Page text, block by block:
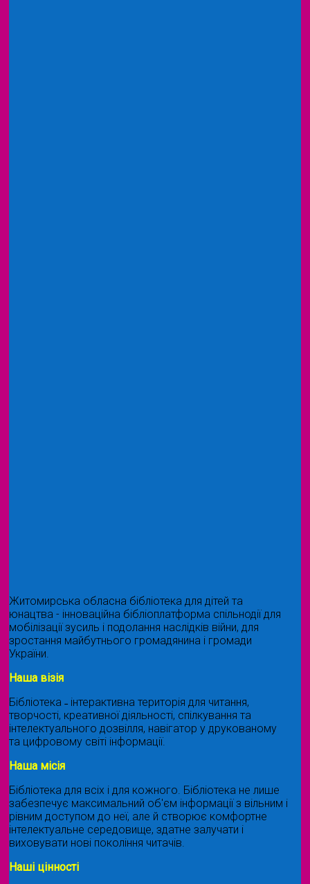
Житомирська обласна бібліотека для дітей та
юнацтва - інноваційна бібліоплатформа спільнодії для
мобілізації зусиль і подолання наслідків війни, для
зростання майбутнього громадянина і громади
України.
Наша візія
Бібліотека ˗ інтерактивна територія для читання,
творчості, креативної діяльності, спілкування та
інтелектуального дозвілля, навігатор у друкованому
та цифровому світі інформації.
Наша місія
Бібліотека для всіх і для кожного. Бібліотека не лише
забезпечує максимальний об'єм інформації з вільним і
рівним доступом до неї, але й створює комфортне
інтелектуальне середовище, здатне залучати і
виховувати нові покоління читачів.
Наші цінності